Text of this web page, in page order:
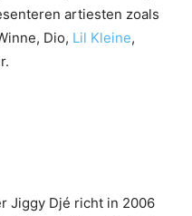
artiesten zoals
Dio, Lil Kleine,
Jiggy Djé richt in 2006